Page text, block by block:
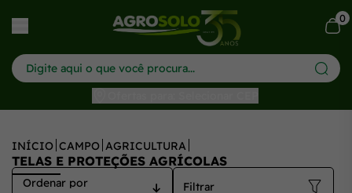
0
INÍCIO CAMPO AGRICULTURA
TELAS E PROTEÇÕES AGRÍCOLAS
Filtrar